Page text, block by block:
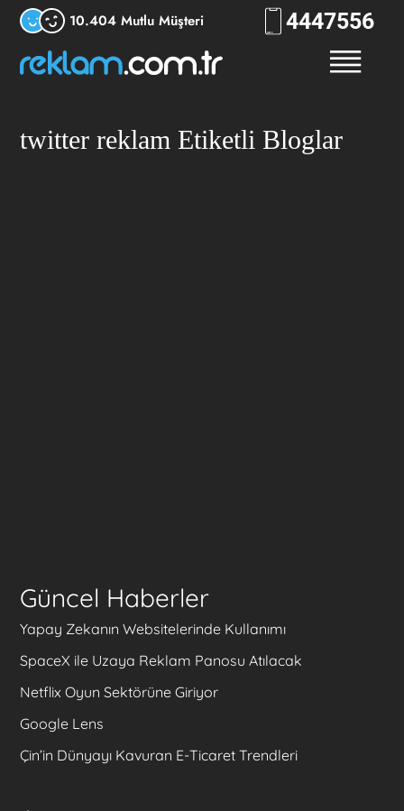
10.404 Mutlu Müşteri 4447556
twitter reklam Etiketli Bloglar
Güncel Haberler
Yapay Zekanın Websitelerinde Kullanımı
SpaceX ile Uzaya Reklam Panosu Atılacak
Netflix Oyun Sektörüne Giriyor
Google Lens
Çin’in Dünyayı Kavuran E-Ticaret Trendleri